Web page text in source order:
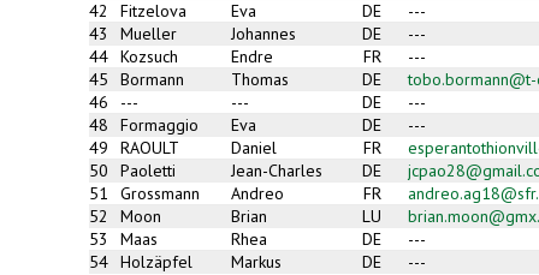
42
Fitzelova Eva DE
---
43
Mueller Johannes DE
---
44 Kozsuch Endre FR
---
45
Bormann Thomas DE
46
--- --- DE
---
48
Formaggio Eva DE
---
49
RAOULT Daniel FR
50
Paoletti Jean-Charles DE
51
Grossmann Andreo FR
52
Moon Brian LU
53
Maas Rhea DE
---
54 Holzäpfel Markus DE ---